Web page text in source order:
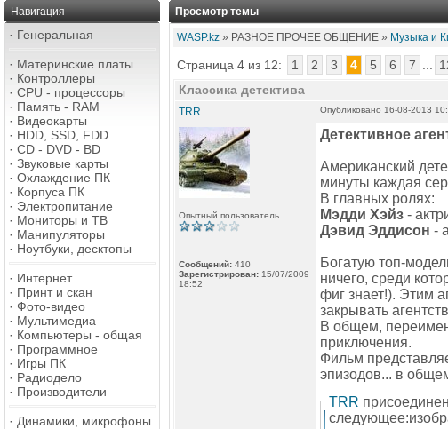
Навигация
· Генеральная
· Материнские платы
· Контроллеры
· CPU - процессоры
· Память - RAM
· Видеокарты
· HDD, SSD, FDD
· CD - DVD - BD
· Звуковые карты
· Охлаждение ПК
· Корпуса ПК
· Электропитание
· Мониторы и ТВ
· Манипуляторы
· Ноутбуки, десктопы
· Интернет
· Принт и скан
· Фото-видео
· Мультимедиа
· Компьютеры - общая
· Программное
· Игры ПК
· Радиодело
· Производители
· Динамики, микрофоны
Просмотр темы
WASP.kz » РАЗНОЕ ПРОЧЕЕ ОБЩЕНИЕ » Музыка и
Страница 4 из 12: 1 2 3 4 5 6 7
Классика детектива
TRR Опубликовано 16-08-2013
Опытный пользователь
Сообщений: 410
Зарегистрирован: 15/07/2009
18:52
Детективное
Американский
минуты каждая
В главных ролях:
Мэдди Хэйз -
Дэвид Эддисон -
Богатую топ-
ничего, среди
фиг знает!). Этим
закрывать
В общем,
приключения.
Фильм
эпизодов... в
TRR